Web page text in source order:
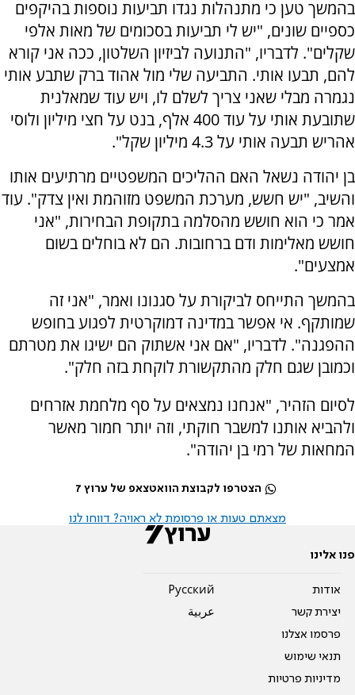
בהמשך טען כי מתנהלות נגדו תביעות נוספות בהיקפים
כספיים שונים, "יש לי תביעות בסכומים של מאות אלפי
שקלים". לדבריו, "התנועה לביזיון השלטון, ככה אני קורא
להם, תבעו אותי. התביעה שלי מול אהוד ברק שתבע אותי
נגמרה מבלי שאני צריך לשלם לו, ויש עוד שמאלנית
שתובעת אותי על עוד 400 אלף, בנט על חצי מיליון ולוסי
אהריש תבעה אותי על 4.3 מיליון שקל".
בן יהודה נשאל האם ההליכים המשפטיים מרתיעים אותו
והשיב, "יש חשש, מערכת המשפט מזוהמת ואין צדק". עוד
אמר כי הוא חושש מהסלמה בתקופת הבחירות, "אני
חושש מאלימות ודם ברחובות. הם לא בוחלים בשום
אמצעים".
בהמשך התייחס לביקורת על סגנונו ואמר, "אני זה
שמותקף. אי אפשר במדינה דמוקרטית לפגוע בחופש
ההפגנה". לדבריו, "אם אני אשתוק הם ישיגו את מטרתם
וכמובן שגם חלק מהתקשורת לוקחת בזה חלק".
לסיום הזהיר, "אנחנו נמצאים על סף מלחמת אזרחים
ולהביא אותנו למשבר חוקתי, וזה יותר חמור מאשר
המחאות של רמי בן יהודה".
הצטרפו לקבוצת הוואטצאפ של ערוץ 7
מצאתם טעות או פרסומת לא ראויה? דווחו לנו
פנו אלינו
אודות
יצירת קשר
פרסמו אצלנו
תנאי שימוש
מדיניות פרטיות
Pусский
عربية